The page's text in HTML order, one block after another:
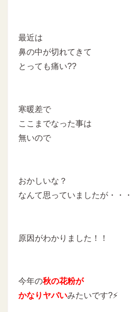
最近は
鼻の中が切れてきて
とっても痛い??
寒暖差で
ここまでなった事は
無いので
おかしいな？
なんて思っていましたが・・・
原因がわかりました！！
今年の秋の花粉が
かなりヤバいみたいです?⚡